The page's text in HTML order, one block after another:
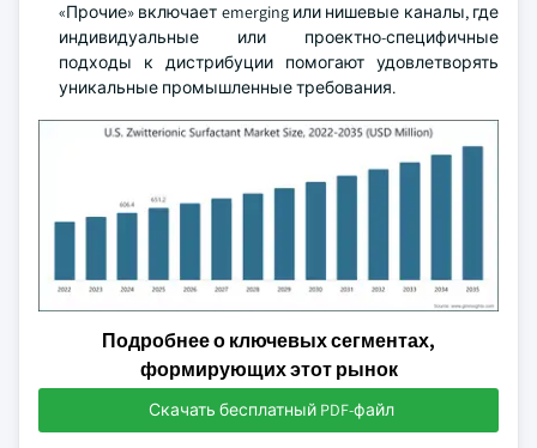
«Прочие» включает emerging или нишевые каналы, где
индивидуальные или проектно-специфичные
подходы к дистрибуции помогают удовлетворять
уникальные промышленные требования.
Подробнее о ключевых сегментах,
формирующих этот рынок
Скачать бесплатный PDF-файл